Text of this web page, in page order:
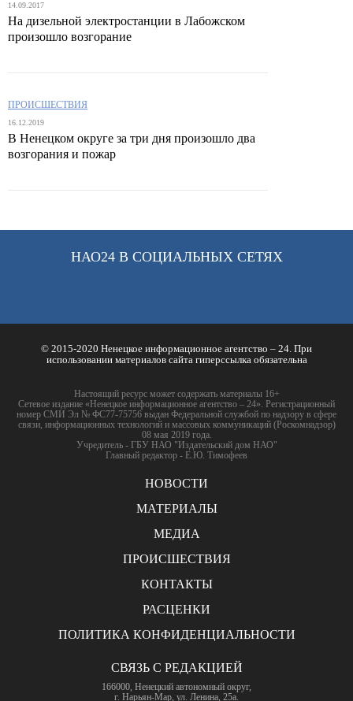
14.09.2017
На дизельной электростанции в Лабожском
произошло возгорание
ПРОИСШЕСТВИЯ
16.12.2019
В Ненецком округе за три дня произошло два
возгорания и пожар
НАО24 В СОЦИАЛЬНЫХ СЕТЯХ
© 2015-2020 Ненецкое информационное агентство – 24. При
использовании материалов сайта гиперссылка обязательна
Настоящий ресурс может содержать материалы 16+
Сетевое издание «Ненецкое информационное агентство – 24». Регистрационный
номер СМИ Эл № ФС77-75756 выдан Федеральной службой по надзору в сфере
связи, информационных технологий и массовых коммуникаций (Роскомнадзор)
08 мая 2019 года.
Учредитель - ГБУ НАО "Издательский дом НАО"
Главный редактор - Е.Ю. Тимофеев
НОВОСТИ
МАТЕРИАЛЫ
МЕДИА
ПРОИСШЕСТВИЯ
КОНТАКТЫ
РАСЦЕНКИ
ПОЛИТИКА КОНФИДЕНЦИАЛЬНОСТИ
СВЯЗЬ С РЕДАКЦИЕЙ
166000, Ненецкий автономный округ,
г. Нарьян-Мар, ул. Ленина, 25а.